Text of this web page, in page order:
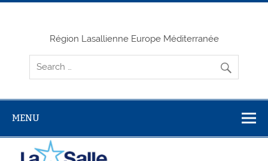
Skip
Région Lasallienne Europe Méditerranée
MENU